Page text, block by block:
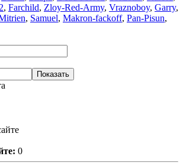
, Farchild, Zloy-Red-Army, Vraznoboy, Garry,
, Samuel, Makron-fackoff, Pan-Pisun,
Показать
0